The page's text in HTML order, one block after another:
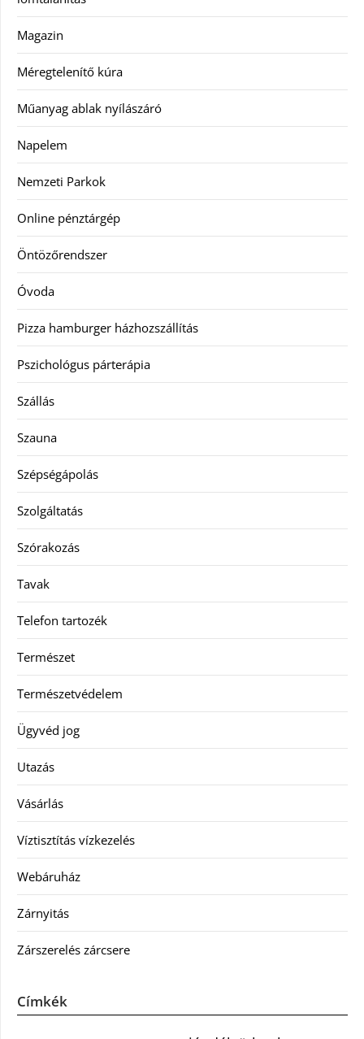
Magazin
Méregtelenítő kúra
Műanyag ablak nyílászáró
Napelem
Nemzeti Parkok
Online pénztárgép
Öntözőrendszer
Óvoda
Pizza hamburger házhozszállítás
Pszichológus párterápia
Szállás
Szauna
Szépségápolás
Szolgáltatás
Szórakozás
Tavak
Telefon tartozék
Természet
Természetvédelem
Ügyvéd jog
Utazás
Vásárlás
Víztisztítás vízkezelés
Webáruház
Zárnyitás
Zárszerelés zárcsere
Címkék